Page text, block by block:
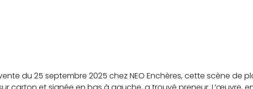
du 25 septembre 2025 chez NEO Enchères, cette scène de